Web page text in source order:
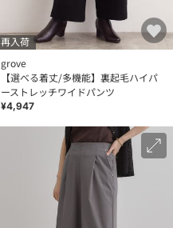
再入荷
grove
【選べる着丈/多機能】裏起毛ハイパ
ーストレッチワイドパンツ
¥4,947